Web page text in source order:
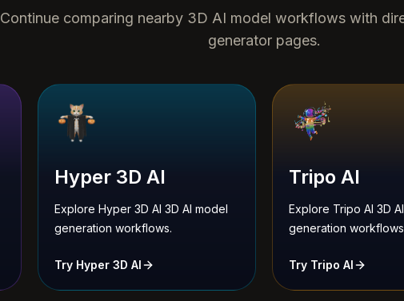
Continue comparing nearby 3D AI model workflows with
generator pages.
Hyper 3D AI
Explore Hyper 3D AI 3D AI model
generation workflows.
Try Hyper 3D AI
Tripo AI
Explore Tripo AI 3D
generation
Try Tripo AI